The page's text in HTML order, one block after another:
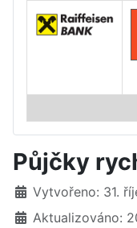
Půjčky
Základní údaje
Vytvořeno: 31.
Aktualizováno: